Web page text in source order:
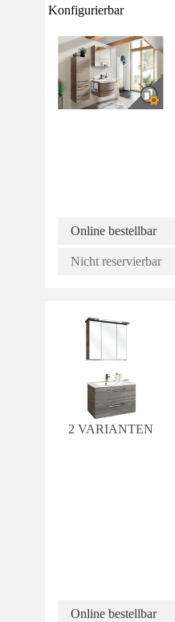
Konfigurierbar
Online bestellbar
Nicht reservierbar
2 VARIANTEN
Online bestellbar